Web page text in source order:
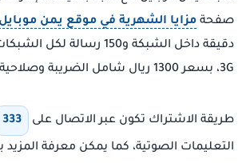
صفحة مزايا الشهرية في موقع يمن موبايل
3G، بسعر 1300 ريال شامل الضريبة وصلاحية 30 يومًا.
طريقة الاشتراك تكون عبر الاتصال على 333
التعليمات الصوتية، كما يمكن معرفة المزيد